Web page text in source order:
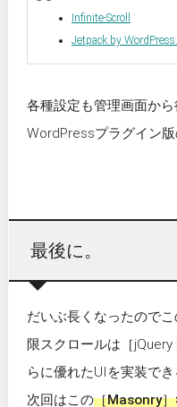
Infinite-Scroll
Jetpack by
各種設定も管理画面か
WordPressプラグイン版
最後に。
だいぶ長くなったので
限スクロールは［
らに優れたUIを実装でき
次回はこの［Masonry